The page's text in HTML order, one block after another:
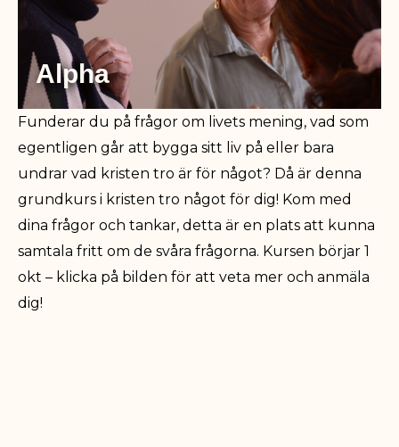
Alpha
Funderar du på frågor om livets mening, vad som
egentligen går att bygga sitt liv på eller bara
undrar vad kristen tro är för något? Då är denna
grundkurs i kristen tro något för dig! Kom med
dina frågor och tankar, detta är en plats att kunna
samtala fritt om de svåra frågorna. Kursen börjar 1
okt – klicka på bilden för att veta mer och anmäla
dig!